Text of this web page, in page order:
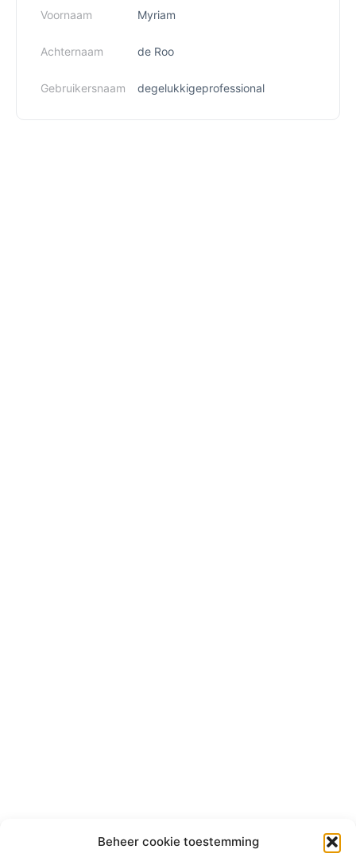
Beheer cookie toestemming
Voornaam Myriam
Achternaam de Roo
Gebruikersnaam degelukkigeprofessional